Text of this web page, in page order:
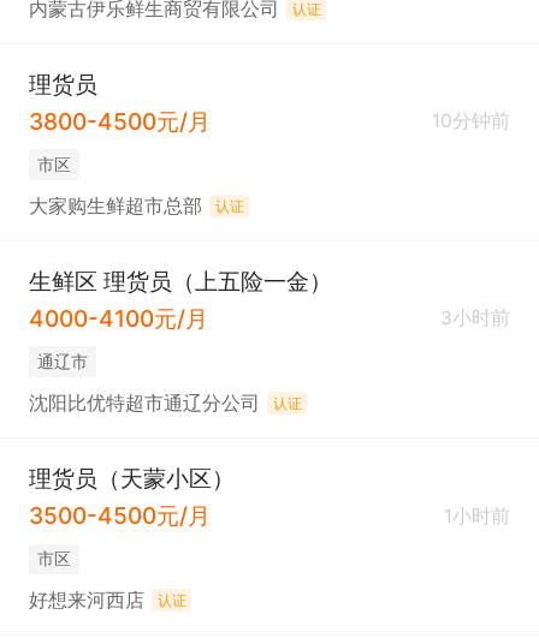
内蒙古伊乐鲜生商贸有限公司 认证
理货员
3800-4500元/月
10分钟前
市区
大家购生鲜超市总部 认证
生鲜区 理货员（上五险一金）
4000-4100元/月
3小时前
通辽市
沈阳比优特超市通辽分公司 认证
理货员（天蒙小区）
3500-4500元/月
1小时前
市区
好想来河西店 认证